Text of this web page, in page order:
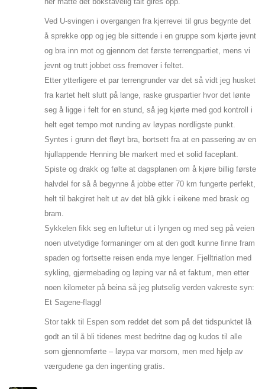
Ved U-svingen i overgangen fra kjerrevei til grus begynte det
å sprekke opp og jeg ble sittende i en gruppe som kjørte jevnt
og bra inn mot og gjennom det første terrengpartiet, mens vi
jevnt og trutt jobbet oss fremover i feltet.
Etter ytterligere et par terrengrunder var det så vidt jeg husket
fra kartet helt slutt på lange, raske gruspartier hvor det lønte
seg å ligge i felt for en stund, så jeg kjørte med god kontroll i
helt eget tempo mot runding av løypas nordligste punkt.
Syntes i grunn det fløyt bra, bortsett fra at en passering av en
hjullappende Henning ble markert med et solid faceplant.
Spiste og drakk og følte at dagsplanen om å kjøre billig første
halvdel for så å begynne å jobbe etter 70 km fungerte perfekt,
helt til bakgiret helt ut av det blå gikk i eikene med brask og
bram.
Sykkelen fikk seg en luftetur ut i lyngen og med seg på veien
noen utvetydige formaninger om at den godt kunne finne fram
spaden og fortsette reisen enda mye lenger. Fjelltriatlon med
sykling, gjørmebading og løping var nå et faktum, men etter
noen kilometer på beina så jeg plutselig verden vakreste syn:
Et Sagene-flagg!
Stor takk til Espen som reddet det som på det tidspunktet lå
godt an til å bli tidenes mest bedritne dag og kudos til alle
som gjennomførte – løypa var morsom, men med hjelp av
værgudene ga den ingenting gratis.